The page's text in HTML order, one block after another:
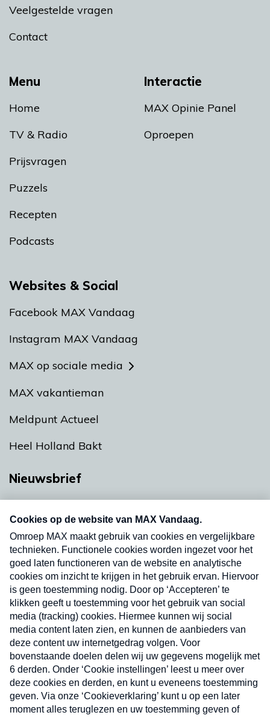
Menu
Home
TV & Radio
Prijsvragen
Puzzels
Recepten
Podcasts
Interactie
MAX Opinie Panel
Oproepen
Veelgestelde vragen
Contact
Websites & Social
Facebook MAX Vandaag
Instagram MAX Vandaag
MAX op sociale media
MAX vakantieman
Meldpunt Actueel
Heel Holland Bakt
Nieuwsbrief
nieuwsbrief. Elke vrijdag- en dinsdagochtend in
uw mailbox.
Verzend
Nieuwsbrief
Neem hier een gratis abonnement op onze